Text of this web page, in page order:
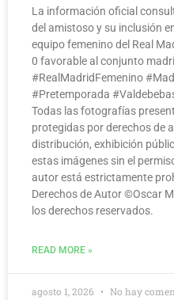
La información oficial
del amistoso y su inclusión
equipo femenino del Real
0 favorable al conjunto
#RealMadridFemenino
#Pretemporada
Todas las fotografías
protegidas por derechos de
distribución, exhibición
estas imágenes sin el
autor está estrictamente
Derechos de Autor ©️Oscar
los derechos reservados.
READ MORE »
agosto 1, 2026 No hay